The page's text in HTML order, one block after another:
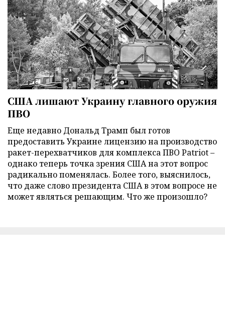
США лишают Украину главного оружия
ПВО
Еще недавно Дональд Трамп был готов
предоставить Украине лицензию на производство
ракет-перехватчиков для комплекса ПВО Patriot –
однако теперь точка зрения США на этот вопрос
радикально поменялась. Более того, выяснилось,
что даже слово президента США в этом вопросе не
может являться решающим. Что же произошло?